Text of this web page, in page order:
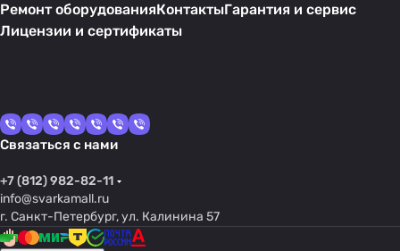
Ремонт оборудованияКонтактыГарантия и сервис
Лицензии и сертификаты
Связаться с нами
+7 (812) 982-82-11
info@svarkamall.ru
г. Санкт-Петербург, ул. Калинина 57